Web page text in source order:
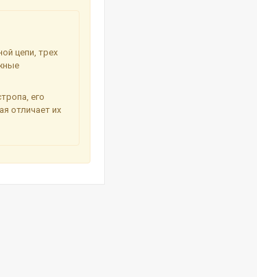
цепи, трех
его
отличает их